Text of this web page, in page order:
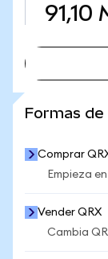
91,10
Formas de
Comprar
Empieza
Vender QRX
Cambia